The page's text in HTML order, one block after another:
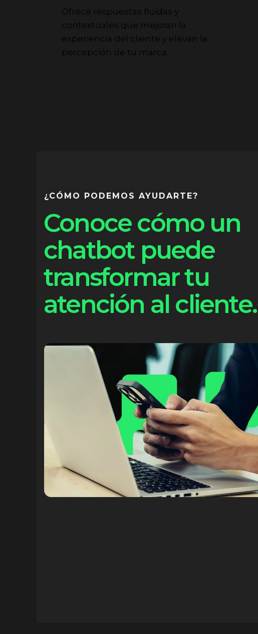
Ofrece respuestas fluidas y
contextuales que mejoran la
experiencia del cliente y elevan la
percepción de tu marca.
¿CÓMO PODEMOS AYUDARTE?
Conoce cómo un
chatbot puede
transformar tu
atención al cliente.